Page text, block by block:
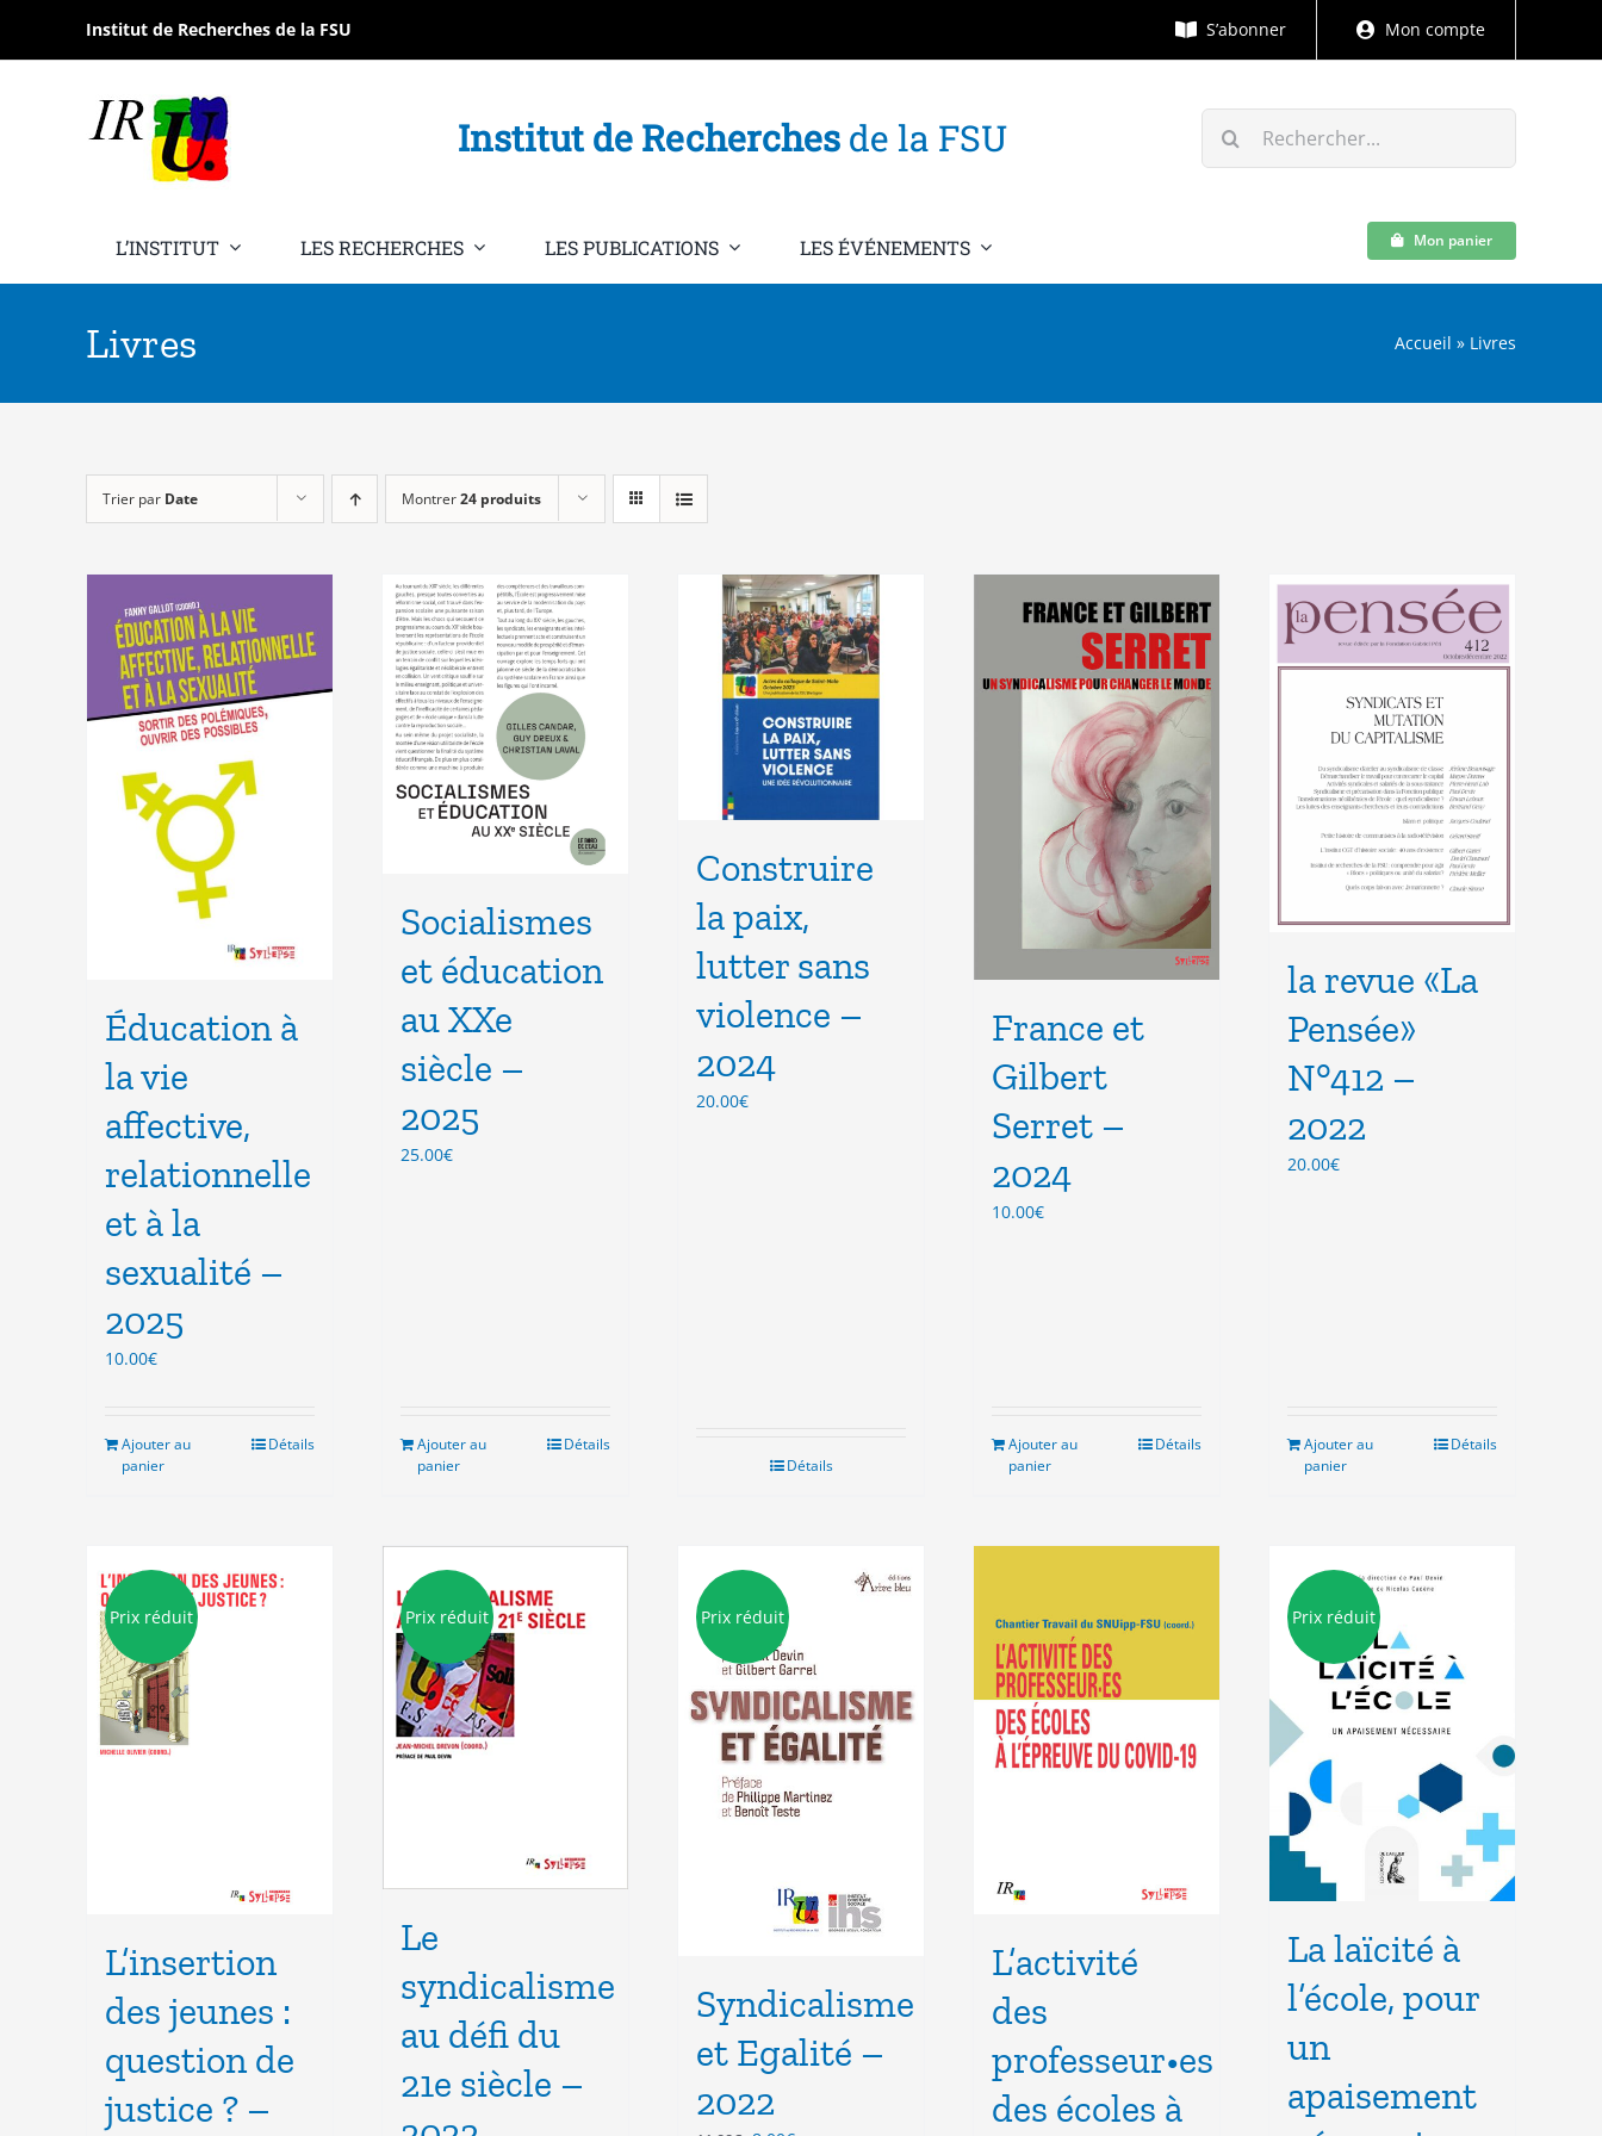
contenu
Institut de Recherches de la FSU S’abonner Mon compte
Institut de Recherchesde la FSU Rechercher:
L’INSTITUT LES RECHERCHES LES PUBLICATIONS LES ÉVÉNEMENTS Mon panier
Livres Accueil » Livres
Trier par Date Montrer24 produits
Éducation à
la vie
affective,
relationnelle
et à la
sexualité –
2025
10.00€
Ajouter au
panier
Détails
Socialismes
et éducation
au XXe
siècle –
2025
25.00€
Ajouter au
panier
Détails
Construire
la paix,
lutter sans
violence –
2024
20.00€
Détails
France et
Gilbert
Serret –
2024
10.00€
Ajouter au
panier
Détails
la revue «La
Pensée»
N°412 –
2022
20.00€
Ajouter au
panier
Détails
Prix réduit
L’insertion
des jeunes :
question de
justice ? –
Prix réduit
Le
syndicalisme
au défi du
21e siècle –
Prix réduit
Syndicalisme
et Egalité –
2022
L’activité
des
professeur•es
des écoles à
Prix réduit
La laïcité à
l’école, pour
un
apaisement